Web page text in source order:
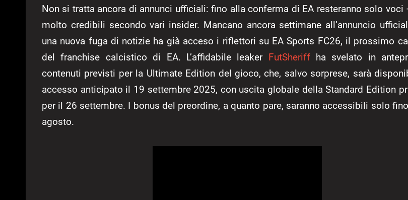
Non si tratta ancora di annunci ufficiali: fino alla conferma di EA resteranno solo voci
molto credibili secondo vari insider. Mancano ancora settimane all’annuncio
una nuova fuga di notizie ha già acceso i riflettori su EA Sports FC26, il prossimo
del franchise calcistico di EA. L’affidabile leaker FutSheriffha svelato in
contenuti previsti per la Ultimate Edition del gioco, che, salvo sorprese, sarà
accesso anticipato il 19 settembre 2025, con uscita globale della Standard Edition
per il 26 settembre. I bonus del preordine, a quanto pare, saranno accessibili solo
agosto.